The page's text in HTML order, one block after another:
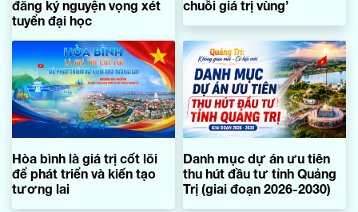
đăng ký nguyện vọng xét
tuyển đại học
chuỗi giá trị vùng’
Hòa bình là giá trị cốt lõi
để phát triển và kiến tạo
tương lai
Danh mục dự án ưu tiên
thu hút đầu tư tỉnh Quảng
Trị (giai đoạn 2026-2030)